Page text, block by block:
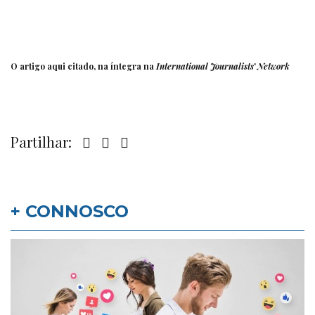
O artigo aqui citado, na íntegra na International Journalists’ Network
Partilhar:
+ CONNOSCO